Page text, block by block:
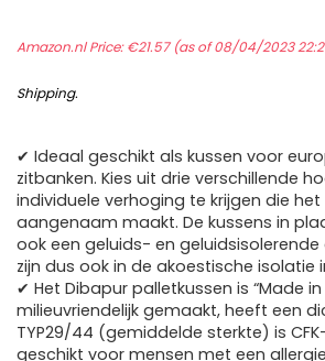
Amazon.nl Price:€21.57(as of 08/04/2023
Shipping.
✔ Ideaal geschikt als kussen voor
zitbanken. Kies uit drie verschillende
individuele verhoging te krijgen die
aangenaam maakt. De kussens in
ook een geluids- en
zijn dus ook in de akoestische isolatie
✔ Het Dibapur palletkussen is “Made in
milieuvriendelijk gemaakt, heeft een
TYP29/44 (gemiddelde sterkte) is
geschikt voor mensen met een